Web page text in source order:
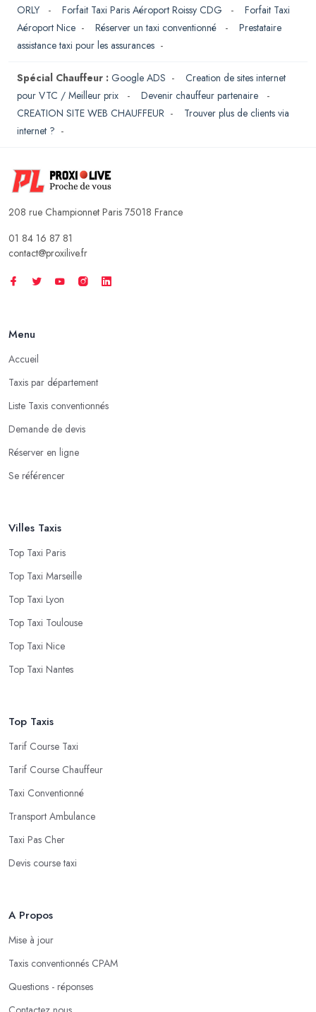
ORLY
- Forfait Taxi Paris Aéroport Roissy CDG - Forfait Taxi
Aéroport Nice - Réserver un taxi conventionné - Prestataire
assistance taxi pour les assurances -
Spécial Chauffeur : Google ADS - Creation de sites internet
pour VTC / Meilleur prix
- Devenir chauffeur partenaire
-
CREATION SITE WEB CHAUFFEUR - Trouver plus de clients via
internet ? -
208 rue Championnet Paris 75018 France
01 84 16 87 81
contact@proxilive.fr
Menu
Accueil
Taxis par département
Liste Taxis conventionnés
Demande de devis
Réserver en ligne
Se référencer
Villes Taxis
Top Taxi Paris
Top Taxi Marseille
Top Taxi Lyon
Top Taxi Toulouse
Top Taxi Nice
Top Taxi Nantes
Top Taxis
Tarif Course Taxi
Tarif Course Chauffeur
Taxi Conventionné
Transport Ambulance
Taxi Pas Cher
Devis course taxi
A Propos
Mise à jour
Taxis conventionnés CPAM
Questions - réponses